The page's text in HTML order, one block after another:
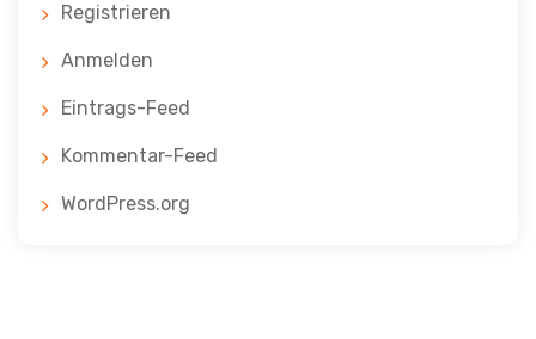
Registrieren
Anmelden
Eintrags-Feed
Kommentar-Feed
WordPress.org